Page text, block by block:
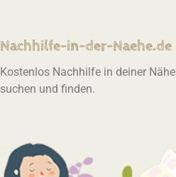
Nachhilfe-in-der-Naehe.de
Kostenlos Nachhilfe in deiner Nähe
suchen und finden.